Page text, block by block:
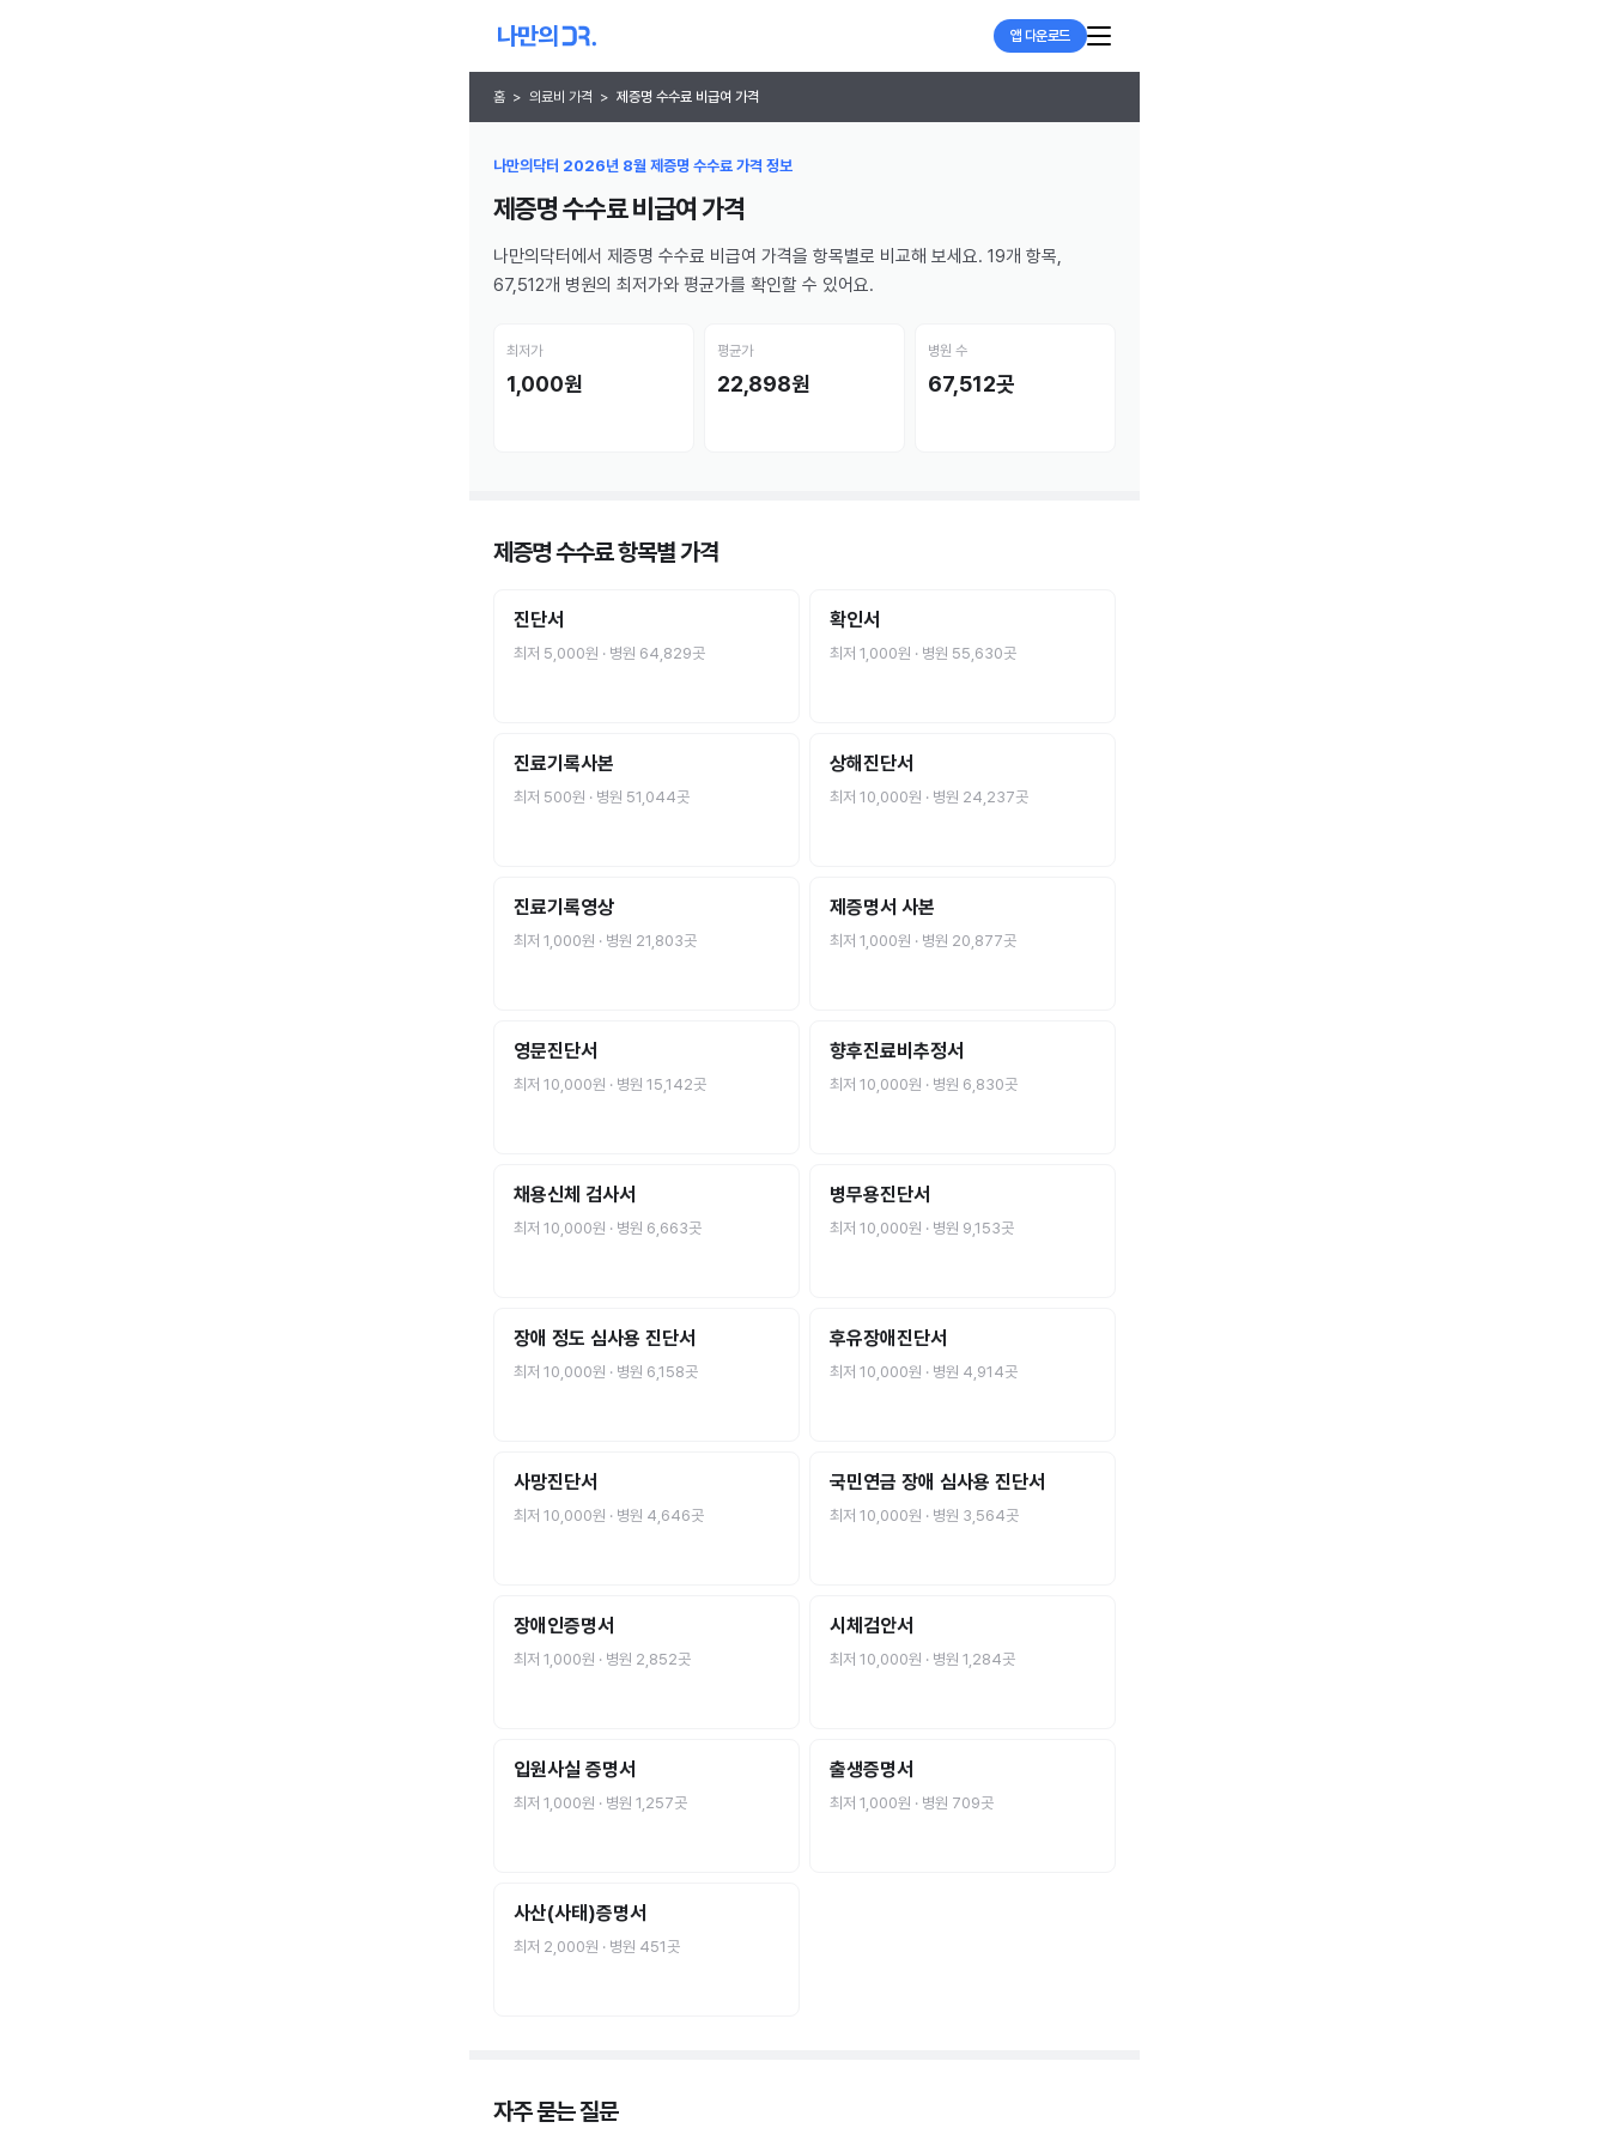
앱 다운로드
홈 > 의료비 가격 > 제증명 수수료 비급여 가격
나만의닥터 2026년 8월 제증명 수수료 가격 정보
제증명 수수료 비급여 가격
나만의닥터에서 제증명 수수료 비급여 가격을 항목별로 비교해 보세요. 19개 항목,
67,512개 병원의 최저가와 평균가를 확인할 수 있어요.
최저가
1,000원
평균가
22,898원
병원 수
67,512곳
제증명 수수료항목별 가격
진단서
최저 5,000원 · 병원 64,829곳
확인서
최저 1,000원 · 병원 55,630곳
진료기록사본
최저 500원 · 병원 51,044곳
상해진단서
최저 10,000원 · 병원 24,237곳
진료기록영상
최저 1,000원 · 병원 21,803곳
제증명서 사본
최저 1,000원 · 병원 20,877곳
영문진단서
최저 10,000원 · 병원 15,142곳
향후진료비추정서
최저 10,000원 · 병원 6,830곳
채용신체 검사서
최저 10,000원 · 병원 6,663곳
병무용진단서
최저 10,000원 · 병원 9,153곳
장애 정도 심사용 진단서
최저 10,000원 · 병원 6,158곳
후유장애진단서
최저 10,000원 · 병원 4,914곳
사망진단서
최저 10,000원 · 병원 4,646곳
국민연금 장애 심사용 진단서
최저 10,000원 · 병원 3,564곳
장애인증명서
최저 1,000원 · 병원 2,852곳
시체검안서
최저 10,000원 · 병원 1,284곳
입원사실 증명서
최저 1,000원 · 병원 1,257곳
출생증명서
최저 1,000원 · 병원 709곳
사산(사태)증명서
최저 2,000원 · 병원 451 곳
자주 묻는 질문